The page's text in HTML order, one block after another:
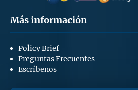
Más información
Policy Brief
Preguntas Frecuentes
Escríbenos